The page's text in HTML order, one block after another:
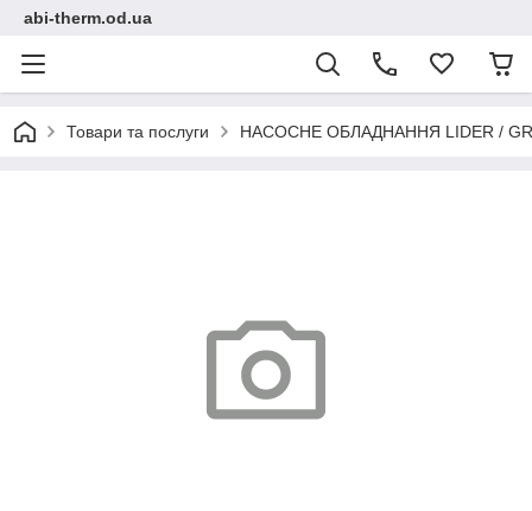
abi-therm.od.ua
Товари та послуги НАСОСНЕ ОБЛАДНАННЯ LIDER /